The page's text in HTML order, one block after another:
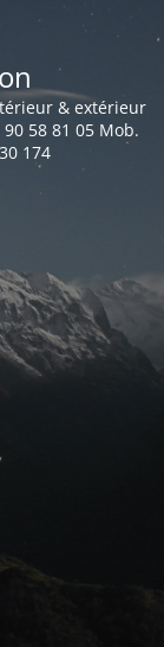
& extérieur
58 81 05 Mob.
174